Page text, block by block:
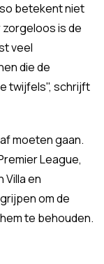
betekent niet
is de
veel
die de
twijfels", schrijft
moeten gaan.
League,
en
om de
te behouden.